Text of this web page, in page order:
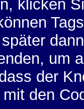
klicken
um
der
den